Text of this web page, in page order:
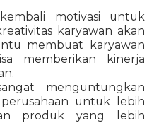
motivasi untuk
karyawan akan
membuat karyawan
memberikan kinerja
menguntungkan
untuk lebih
produk yang lebih